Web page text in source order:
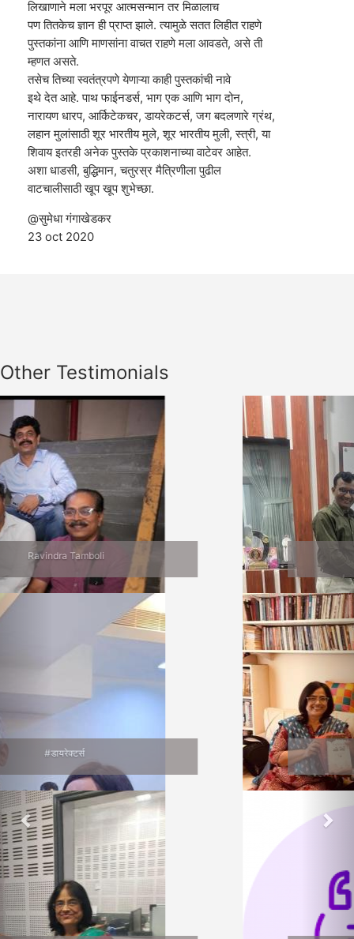
लिखाणाने मला भरपूर आत्मसन्मान तर मिळालाच
पण तितकेच ज्ञान ही प्राप्त झाले. त्यामुळे सतत लिहीत राहणे
पुस्तकांना आणि माणसांना वाचत राहणे मला आवडते, असे ती
म्हणत असते.
तसेच तिच्या स्वतंत्रपणे येणाऱ्या काही पुस्तकांची नावे
इथे देत आहे. पाथ फाईनडर्स, भाग एक आणि भाग दोन,
नारायण धारप, आर्किटेकचर, डायरेकटर्स, जग बदलणारे ग्रंथ,
लहान मुलांसाठी शूर भारतीय मुले, शूर भारतीय मुली, स्त्री, या
शिवाय इतरही अनेक पुस्तके प्रकाशनाच्या वाटेवर आहेत.
अशा धाडसी, बुद्धिमान, चतुरस्र मैत्रिणीला पुढील
वाटचालीसाठी खूप खूप शुभेच्छा.
@सुमेधा गंगाखेडकर
23 oct 2020
Other Testimonials
Previous